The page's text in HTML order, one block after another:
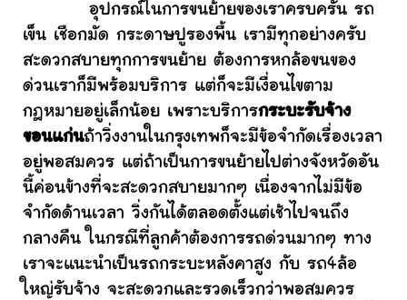
อุปกรณ์ในการขนย้ายของเราครบครัน รถ
เข็น เชือกมัด กระดาษปูรองพื้น เรามีทุกอย่างครับ
สะดวกสบายทุกการขนย้าย ต้องการหกล้อขนของ
ด่วนเราก็มีพร้อมบริการ แต่ก็จะมีเงื่อนไขตาม
กฎหมายอยู่เล็กน้อย เพราะบริการกระบะรับจ้าง
ขอนแก่นถ้าวิ่งงานในกรุงเทพก็จะมีข้อจำกัดเรื่องเวลา
อยู่พอสมควร แต่ถ้าเป็นการขนย้ายไปต่างจังหวัดอัน
นี้ค่อนข้างที่จะสะดวกสบายมากๆ เนื่องจากไม่มีข้อ
จำกัดด้านเวลา วิ่งกันได้ตลอดตั้งแต่เช้าไปจนถึง
กลางคืน ในกรณีที่ลูกค้าต้องการรถด่วนมากๆ ทาง
เราจะแนะนำเป็นรถกระบะหลังคาสูง กับ รถ4ล้อ
ใหญ่รับจ้าง จะสะดวกและรวดเร็วกว่าพอสมควร